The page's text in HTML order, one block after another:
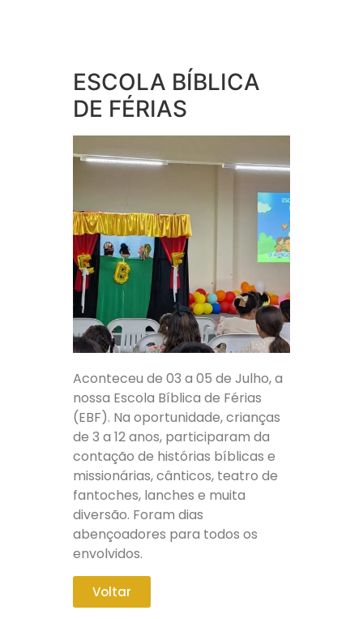
ESCOLA BÍBLICA
DE FÉRIAS
Aconteceu de 03 a 05 de Julho, a
nossa Escola Bíblica de Férias
(EBF). Na oportunidade, crianças
de 3 a 12 anos, participaram da
contação de histórias bíblicas e
missionárias, cânticos, teatro de
fantoches, lanches e muita
diversão. Foram dias
abençoadores para todos os
envolvidos.
Voltar